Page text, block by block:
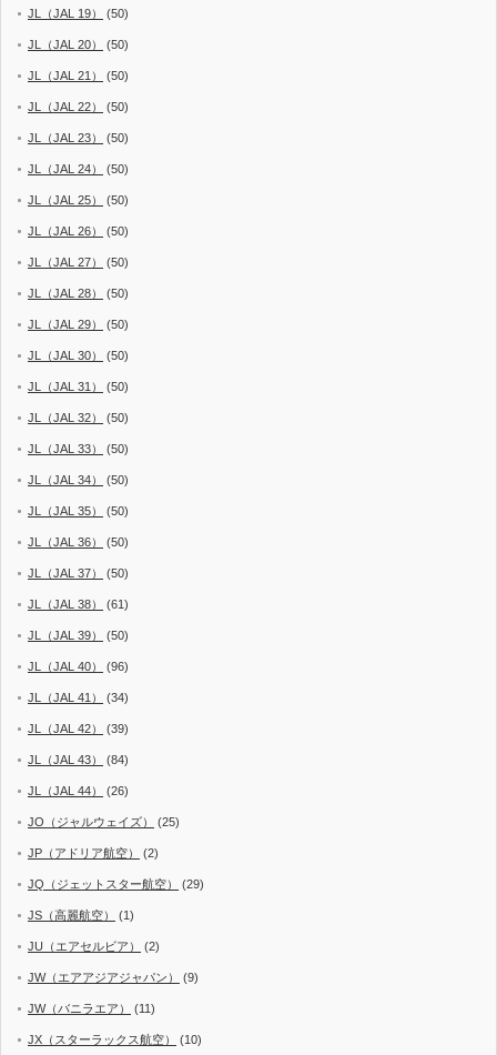
JL（JAL 19） (50)
JL（JAL 20） (50)
JL（JAL 21） (50)
JL（JAL 22） (50)
JL（JAL 23） (50)
JL（JAL 24） (50)
JL（JAL 25） (50)
JL（JAL 26） (50)
JL（JAL 27） (50)
JL（JAL 28） (50)
JL（JAL 29） (50)
JL（JAL 30） (50)
JL（JAL 31） (50)
JL（JAL 32） (50)
JL（JAL 33） (50)
JL（JAL 34） (50)
JL（JAL 35） (50)
JL（JAL 36） (50)
JL（JAL 37） (50)
JL（JAL 38） (61)
JL（JAL 39） (50)
JL（JAL 40） (96)
JL（JAL 41） (34)
JL（JAL 42） (39)
JL（JAL 43） (84)
JL（JAL 44） (26)
JO（ジャルウェイズ） (25)
JP（アドリア航空） (2)
JQ（ジェットスター航空） (29)
JS（高麗航空） (1)
JU（エアセルビア） (2)
JW（エアアジアジャパン） (9)
JW（バニラエア） (11)
JX（スターラックス航空） (10)